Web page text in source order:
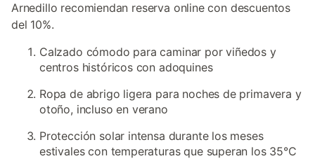
Arnedillo recomiendan reserva online con descuentos
del 10%.
Calzado cómodo para caminar por viñedos y
centros históricos con adoquines
Ropa de abrigo ligera para noches de primavera y
otoño, incluso en verano
Protección solar intensa durante los meses
estivales con temperaturas que superan los 35°C